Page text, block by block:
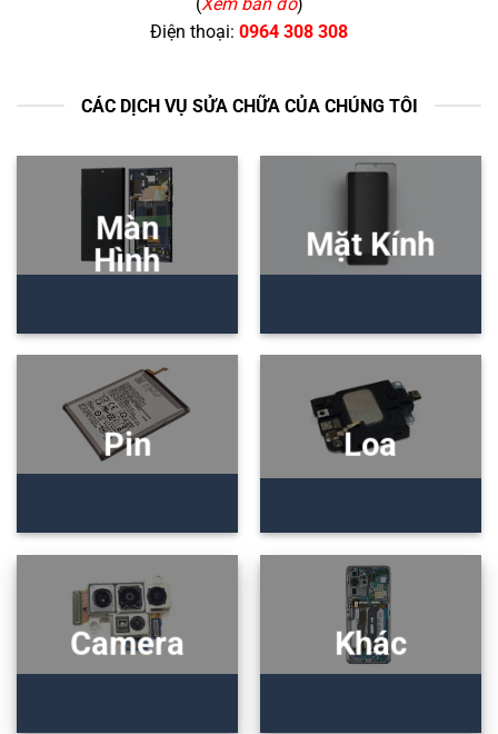
Điện thoại: 0964 308 308
CÁC DỊCH VỤ SỬA CHỮA CỦA CHÚNG TÔI
Màn
Hình
Mặt Kính
Pin Loa
Camera Khác